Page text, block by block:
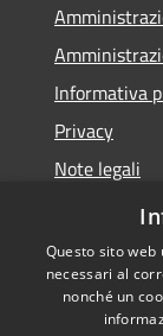
Informativa
Privacy
Note legali
Questo sito
necessari al
nonché un